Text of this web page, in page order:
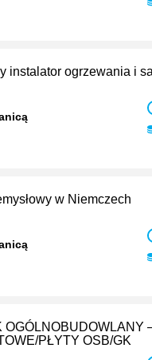
instalator ogrzewania i
w Niemczech
OGÓLNOBUDOWLANY
PŁYTY OSB/GK